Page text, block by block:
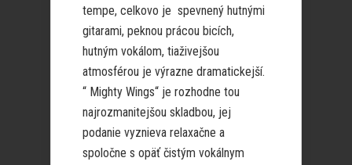
tempe, celkovo je spevnený hutnými
gitarami, peknou prácou bicích,
hutným vokálom, tiaživejšou
atmosférou je výrazne dramatickejší.
“ Mighty Wings“ je rozhodne tou
najrozmanitejšou skladbou, jej
podanie vyznieva relaxačne a
spoločne s opäť čistým vokálnym